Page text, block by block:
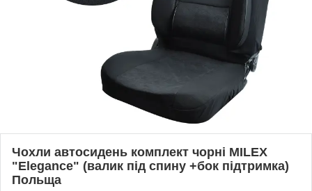
Чохли автосидень комплект чорні MILEX
"Elegance" (валик під спину +бок підтримка)
Польща